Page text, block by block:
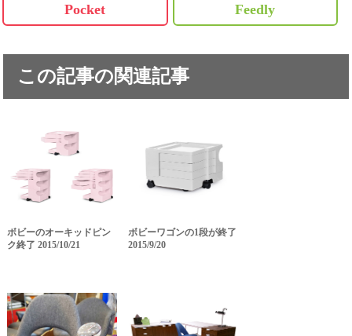
Pocket Feedly
この記事の関連記事
ボビーのオーキッドピン
ク終了 2015/10/21
ボビーワゴンの1段が終了
2015/9/20